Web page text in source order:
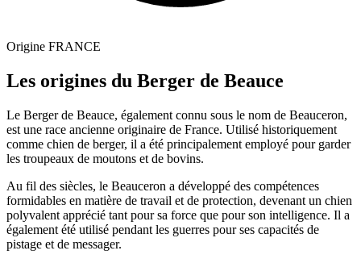
Origine FRANCE
Les origines du Berger de Beauce
Le Berger de Beauce, également connu sous le nom de Beauceron,
est une race ancienne originaire de France. Utilisé historiquement
comme chien de berger, il a été principalement employé pour garder
les troupeaux de moutons et de bovins.
Au fil des siècles, le Beauceron a développé des compétences
formidables en matière de travail et de protection, devenant un chien
polyvalent apprécié tant pour sa force que pour son intelligence. Il a
également été utilisé pendant les guerres pour ses capacités de
pistage et de messager.